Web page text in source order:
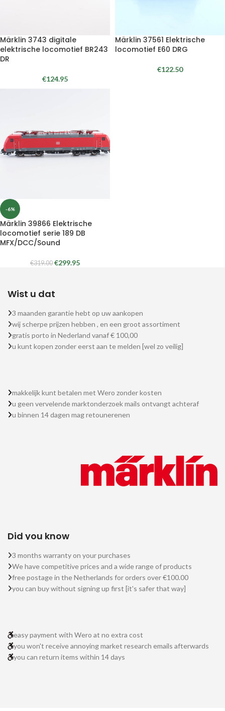
Märklin 3743 digitale
elektrische locomotief BR243
DR
€124.95
Märklin 37561 Elektrische
locomotief E60 DRG
€122.50
-6%
Märklin 39866 Elektrische
locomotief serie 189 DB
MFX/DCC/Sound
€319.00 €299.95
Wist u dat
3 maanden garantie hebt op uw aankopen
wij scherpe prijzen hebben , en een groot assortiment
gratis porto in Nederland vanaf € 100,00
u kunt kopen zonder eerst aan te melden [wel zo veilig]
makkelijk kunt betalen met Wero zonder kosten
u geen vervelende marktonderzoek mails ontvangt achteraf
u binnen 14 dagen mag retounerenen
Did you know
3 months warranty on your purchases
We have competitive prices and a wide range of products
free postage in the Netherlands for orders over €100.00
you can buy without signing up first [it's safer that way]
easy payment with Wero at no extra cost
you won't receive annoying market research emails afterwards
you can return items within 14 days